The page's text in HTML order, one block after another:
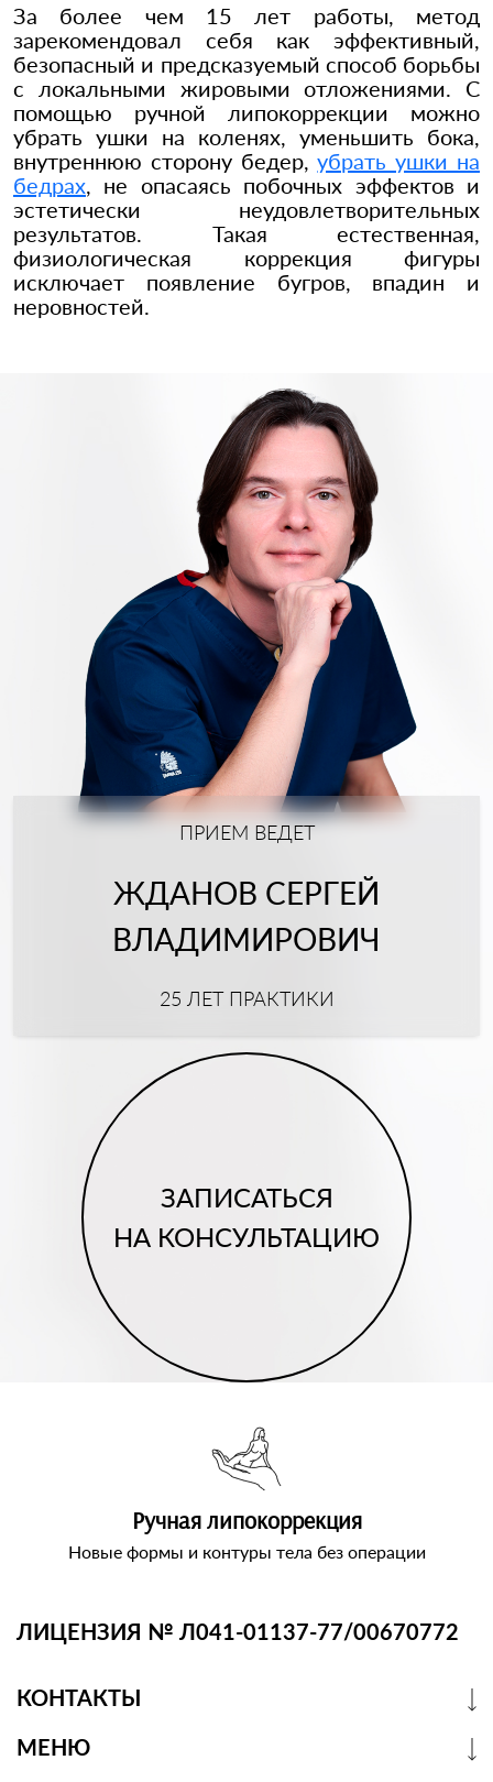
За более чем 15 лет работы, метод
зарекомендовал себя как эффективный,
безопасный и предсказуемый способ борьбы
с локальными жировыми отложениями. С
помощью ручной липокоррекции можно
убрать ушки на коленях, уменьшить бока,
внутреннюю сторону бедер,убрать ушки на
бедрах , не опасаясь побочных эффектов и
эстетически неудовлетворительных
результатов. Такая естественная,
физиологическая коррекция фигуры
исключает появление бугров, впадин и
неровностей.
ПРИЕМ ВЕДЕТ
ЖДАНОВ СЕРГЕЙ
ВЛАДИМИРОВИЧ
25 ЛЕТ ПРАКТИКИ
ЗАПИСАТЬСЯ
НА КОНСУЛЬТАЦИЮ
Ручная липокоррекция
Новые формы и контуры тела без операции
ЛИЦЕНЗИЯ № Л041-01137-77/00670772
КОНТАКТЫ
МЕНЮ